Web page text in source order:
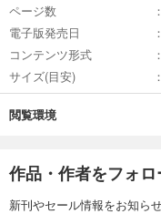
ページ数
電子版発売日
コンテンツ形式
サイズ(目安)
閲覧環境
作品・作者をフォロ
新刊やセール情報をお知らせ